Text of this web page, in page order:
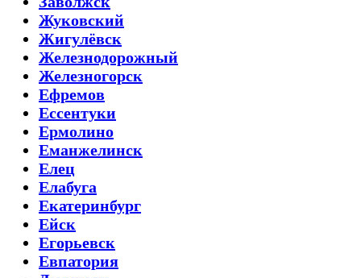
Жуковский
Жигулёвск
Железнодорожный
Железногорск
Ефремов
Ессентуки
Ермолино
Еманжелинск
Елец
Елабуга
Екатеринбург
Ейск
Егорьевск
Евпатория